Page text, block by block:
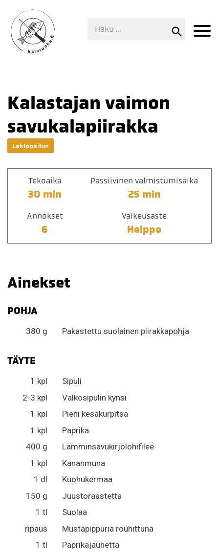
Kalastajan vaimon
savukalapiirakka
Laktoositon
Tekoaika
30 min
Passiivinen valmistumisaika
25 min
Annokset
6
Vaikeusaste
Helppo
Ainekset
POHJA
380 g Pakastettu suolainen piirakkapohja
TÄYTE
1 kpl
Sipuli
2-3 kpl
Valkosipulin kynsi
1 kpl
Pieni kesäkurpitsa
1 kpl
Paprika
400 g
Lämminsavukirjolohifilee
1 kpl
Kananmuna
1 dl
Kuohukermaa
150 g
Juustoraastetta
1 tl
Suolaa
ripaus
Mustapippuria rouhittuna
1 tl
Paprikajauhetta